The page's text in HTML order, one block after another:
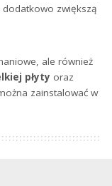
zwiększą
ale również
płyty oraz
zainstalować w